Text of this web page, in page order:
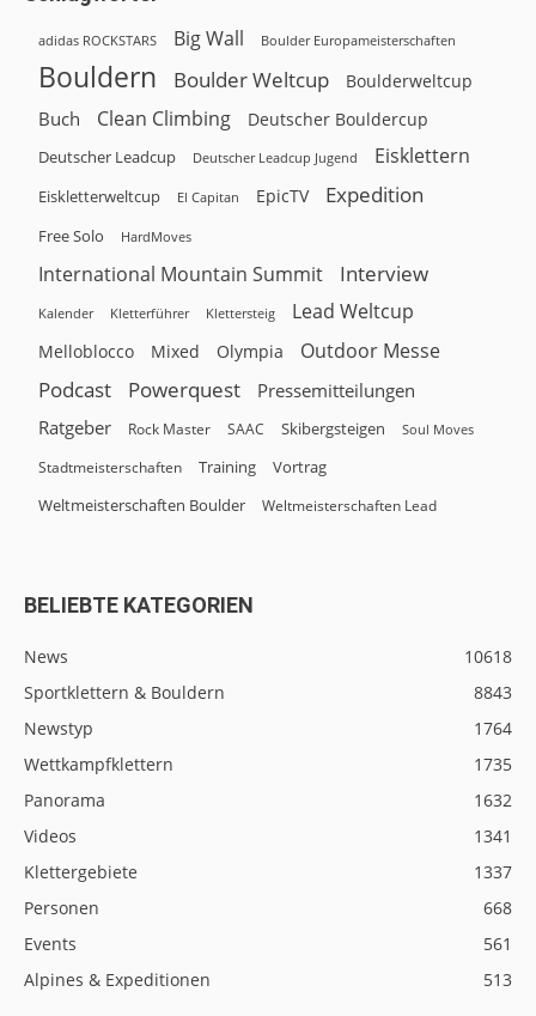
adidas ROCKSTARS Big Wall Boulder Europameisterschaften
Bouldern Boulder Weltcup Boulderweltcup
Buch Clean Climbing Deutscher Bouldercup
Deutscher Leadcup Deutscher Leadcup Jugend Eisklettern
Eiskletterweltcup El Capitan EpicTV Expedition
Free Solo HardMoves
International Mountain Summit Interview
Kalender Kletterführer Klettersteig Lead Weltcup
Melloblocco Mixed Olympia Outdoor Messe
Podcast Powerquest Pressemitteilungen
Ratgeber Rock Master SAAC Skibergsteigen Soul Moves
Stadtmeisterschaften Training
Vortrag
Weltmeisterschaften Boulder
Weltmeisterschaften Lead
BELIEBTE KATEGORIEN
News
10618
Sportklettern & Bouldern
8843
Newstyp
1764
Wettkampfklettern
1735
Panorama
1632
Videos
1341
Klettergebiete
1337
Personen
668
Events
561
Alpines & Expeditionen
513